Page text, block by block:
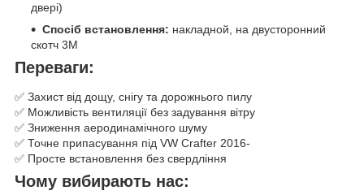
двері)
Спосіб встановлення: накладной, на двусторонний
скотч 3M
Переваги:
✅ Захист від дощу, снігу та дорожнього пилу
✅ Можливість вентиляції без задування вітру
✅ Зниження аеродинамічного шуму
✅ Точне припасування під VW Crafter 2016-
✅ Просте встановлення без свердління
Чому вибирають нас: